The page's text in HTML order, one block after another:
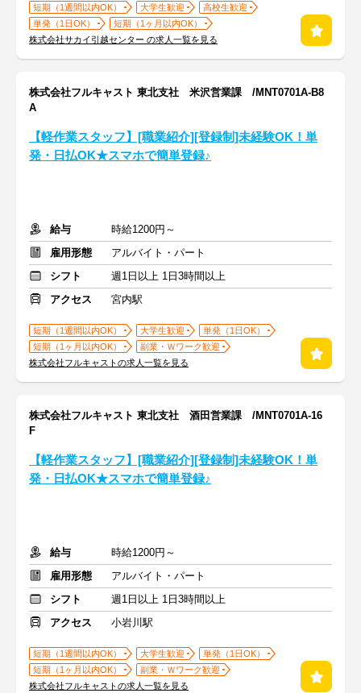
短期（1週間以内OK） 大学生歓迎
高校生歓迎
単発（1日OK）
短期（1ヶ月以内OK）
株式会社サカイ引越センター の求人一覧を見る
株式会社フルキャスト 東北支社 米沢営業課 /MNT0701A-B8
A
【軽作業スタッフ】[職業紹介][登録制]未経験OK！単
発・日払OK★スマホで簡単登録♪
給与
時給1200円～
雇用形態
アルバイト・パート
シフト
週1日以上 1日3時間以上
アクセス
宮内駅
短期（1週間以内OK） 大学生歓迎
単発（1日OK）
短期（1ヶ月以内OK）
副業・Ｗワーク歓迎
株式会社フルキャストの求人一覧を見る
株式会社フルキャスト 東北支社 酒田営業課 /MNT0701A-16
F
【軽作業スタッフ】[職業紹介][登録制]未経験OK！単
発・日払OK★スマホで簡単登録♪
給与
時給1200円～
雇用形態
アルバイト・パート
シフト
週1日以上 1日3時間以上
アクセス
小岩川駅
短期（1週間以内OK） 大学生歓迎
単発（1日OK）
短期（1ヶ月以内OK）
副業・Ｗワーク歓迎
株式会社フルキャストの求人一覧を見る